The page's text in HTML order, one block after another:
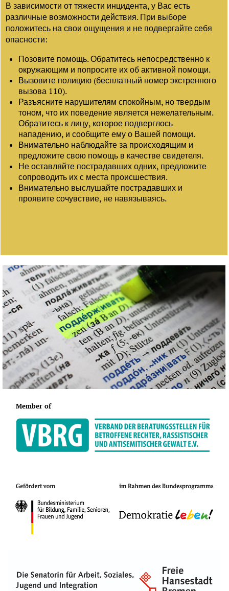
В зависимости от тяжести инцидента, у Вас есть
различные возможности действия. При выборе
положитесь на свои ощущения и не подвергайте себя
опасности:
Позовите помощь. Обратитесь непосредственно к
окружающим и попросите их об активной помощи.
Вызовите полицию (бесплатный номер экстренного
вызова 110).
Разъясните нарушителям спокойным, но твердым
тоном, что их поведение является нежелательным.
Обратитесь к лицу, которое подверглось
нападению, и сообщите ему о Вашей помощи.
Внимательно наблюдайте за происходящим и
предложите свою помощь в качестве свидетеля.
Не оставляйте пострадавших одних, предложите
сопроводить их с места происшествия.
Внимательно выслушайте пострадавших и
проявите сочувствие, не навязываясь.
Member of